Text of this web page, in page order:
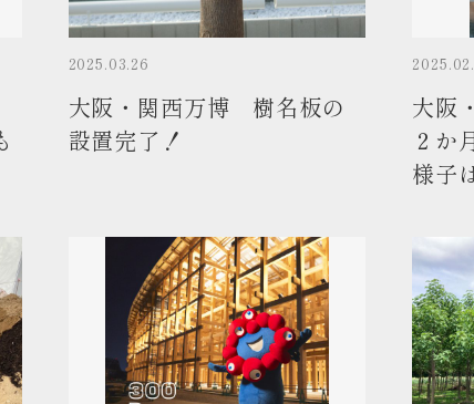
2025.03.26
大阪・関西万博 樹名板の
設置完了！
大阪
２か
様子